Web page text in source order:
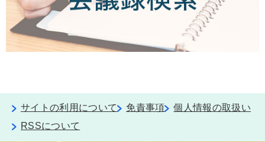
サイトの利用について 免責事項
個人情報の取扱い
RSSについて